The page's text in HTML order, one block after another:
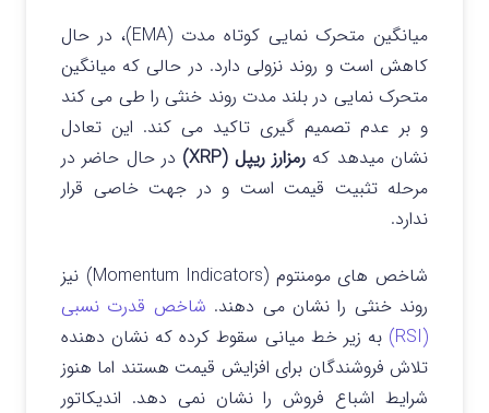
میانگین متحرک نمایی کوتاه مدت (EMA)، در حال
کاهش است و روند نزولی دارد. در حالی که میانگین
متحرک نمایی در بلند مدت روند خنثی را طی می کند
و بر عدم تصمیم گیری تاکید می کند. این تعادل
نشان میدهد که رمزارز ریپل (XRP)
در حال حاضر در
مرحله تثبیت قیمت است و در جهت خاصی قرار
ندارد.
شاخص های مومنتوم (Momentum Indicators) نیز
روند خنثی را نشان می دهند. شاخص قدرت نسبی
(RSI)
به زیر خط میانی سقوط کرده که نشان دهنده
تلاش فروشندگان برای افزایش قیمت هستند اما هنوز
شرایط اشباع فروش را نشان نمی دهد. اندیکاتور